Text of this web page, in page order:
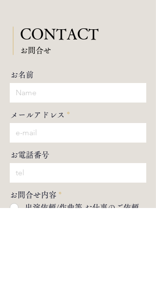
CONTACT
​お問合せ
お名前
メールアドレス
お電話番号
お問合せ内容 *
出演依頼/作曲等 お仕事のご依頼